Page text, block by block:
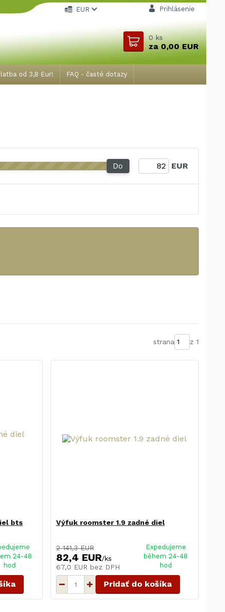
od 3,8 Eur! FAQ - časté dotazy
EUR Prihlásenie
0ks
za0,00 EUR
Do EUR
strana z 1
bts
24-48
hod
Výfuk roomster 1.9 zadné diel
2 141,3 EUR
82,4 EUR/ks
67,0 EUR bez DPH
Expedujeme
během 24-48
hod
Pridať do košíka